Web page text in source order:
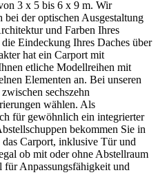
3 x 5 bis 6 x 9 m. Wir
bei der optischen Ausgestaltung
und Farben Ihres
Eindeckung Ihres Daches über
hat ein Carport mit
etliche Modellreihen mit
Elementen an. Bei unseren
sechszehn
wählen. Als
für gewöhnlich ein integrierter
bekommen Sie in
Carport, inklusive Tür und
ob mit oder ohne Abstellraum
Anpassungsfähigkeit und